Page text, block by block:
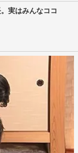
実はみんなココ